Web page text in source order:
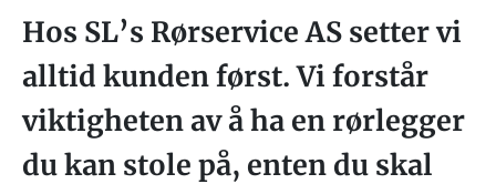
Hos SL’s Rørservice AS setter vi
alltid kunden først. Vi forstår
viktigheten av å ha en rørlegger
du kan stole på, enten du skal